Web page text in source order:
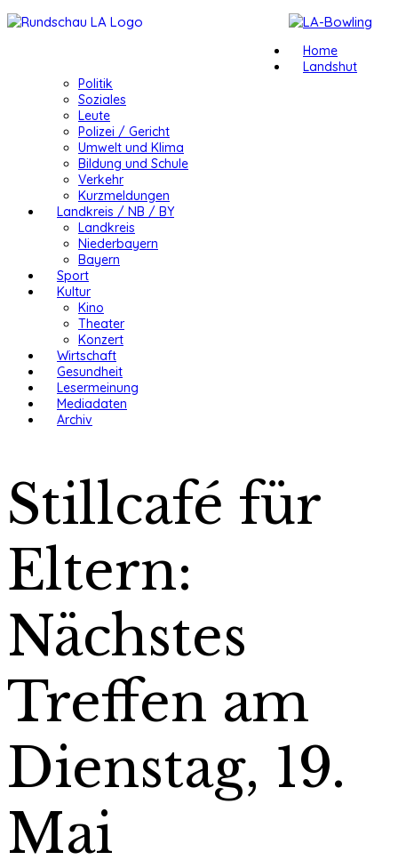
Home
Landshut
Politik
Soziales
Leute
Polizei / Gericht
Umwelt und Klima
Bildung und Schule
Verkehr
Kurzmeldungen
Landkreis / NB / BY
Landkreis
Niederbayern
Bayern
Sport
Kultur
Kino
Theater
Konzert
Wirtschaft
Gesundheit
Lesermeinung
Mediadaten
Archiv
Stillcafé für
Eltern:
Nächstes
Treffen am
Dienstag, 19.
Mai